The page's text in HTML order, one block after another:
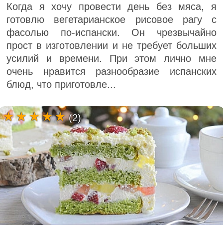
Когда я хочу провести день без мяса, я
готовлю вегетарианское рисовое рагу с
фасолью по-испански. Он чрезвычайно
прост в изготовлении и не требует больших
усилий и времени. При этом лично мне
очень нравится разнообразие испанских
блюд, что приготовле...
(2)